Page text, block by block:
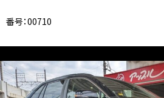
番号：00710